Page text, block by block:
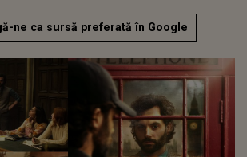
ne ca sursă preferată în Google